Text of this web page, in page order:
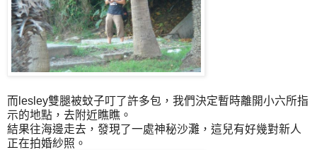
而lesley雙腿被蚊子叮了許多包，我們決定暫時離開小六所指
示的地點，去附近瞧瞧。
結果往海邊走去，發現了一處神秘沙灘，這兒有好幾對新人
正在拍婚紗照。